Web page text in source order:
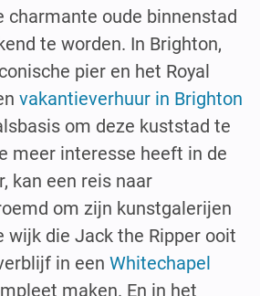
charmante oude binnenstad
te worden. In Brighton,
pier en het Royal
vakantieverhuur in Brighton
om deze kuststad te
meer interesse heeft in de
kan een reis naar
om zijn kunstgalerijen
wijk die Jack the Ripper ooit
in een Whitechapel
maken. En in het